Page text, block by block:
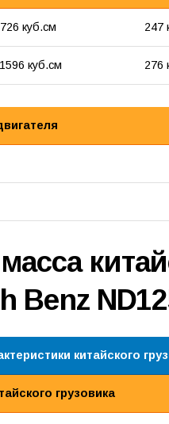
куб.см 247
куб.см 276
Benz
китайского
грузовика